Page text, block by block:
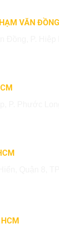
VĂN ĐỒNG